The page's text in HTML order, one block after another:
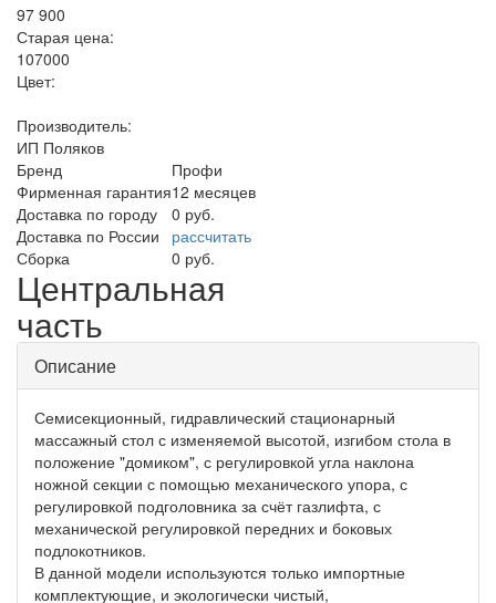
97 900
Старая цена:
107000
Цвет:
Производитель:
ИП Поляков
Бренд
Профи
Фирменная гарантия12 месяцев
Доставка по городу
0 руб.
Доставка по России
рассчитать
Сборка
0 руб.
Центральная
часть
Описание
Семисекционный, гидравлический стационарный
массажный стол с изменяемой высотой, изгибом стола в
положение "домиком", с регулировкой угла наклона
ножной секции с помощью механического упора, с
регулировкой подголовника за счёт газлифта, с
механической регулировкой передних и боковых
подлокотников.
В данной модели используются только импортные
комплектующие, и экологически чистый,